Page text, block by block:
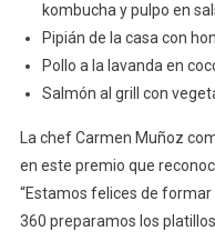
kombucha y pulpo en
Pipián de la casa con
Pollo a la lavanda en
Salmón al grill con
La chef Carmen Muñoz
en este premio que
“Estamos felices de
360 preparamos los